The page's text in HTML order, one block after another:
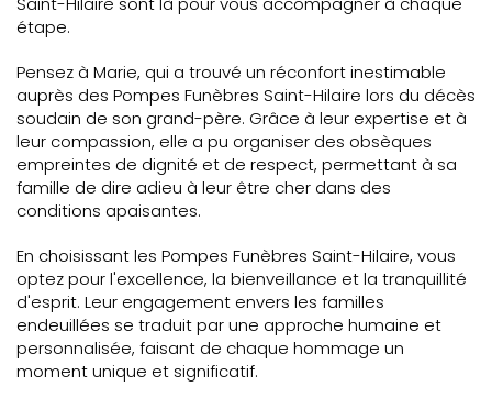
étape.
Pensez à Marie, qui a trouvé un réconfort inestimable
auprès des Pompes Funèbres Saint-Hilaire lors du décès
soudain de son grand-père. Grâce à leur expertise et à
leur compassion, elle a pu organiser des obsèques
empreintes de dignité et de respect, permettant à sa
famille de dire adieu à leur être cher dans des
conditions apaisantes.
En choisissant les Pompes Funèbres Saint-Hilaire, vous
optez pour l'excellence, la bienveillance et la tranquillité
d'esprit. Leur engagement envers les familles
endeuillées se traduit par une approche humaine et
personnalisée, faisant de chaque hommage un
moment unique et significatif.